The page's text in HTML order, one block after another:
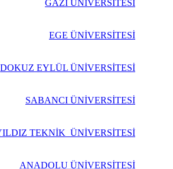
GAZİ ÜNİVERSİTESİ
EGE ÜNİVERSİTESİ
DOKUZ EYLÜL ÜNİVERSİTESİ
SABANCI ÜNİVERSİTESİ
TEKNİK ÜNİVERSİTESİ
ANADOLU ÜNİVERSİTESİ